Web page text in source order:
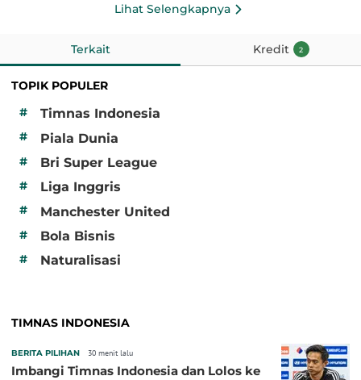
Lihat Selengkapnya
Terkait Kredit 2
TOPIK POPULER
#
Timnas Indonesia
# Piala Dunia
# Bri Super League
# Liga Inggris
# Manchester United
# Bola Bisnis
# Naturalisasi
TIMNAS INDONESIA
BERITA PILIHAN 30 menit lalu
Imbangi Timnas Indonesia dan Lolos ke